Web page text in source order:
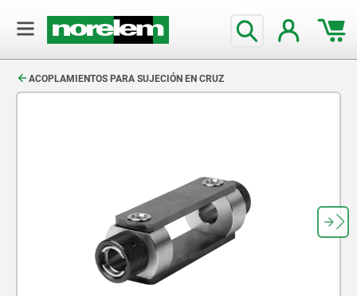
ACOPLAMIENTOS PARA SUJECIÓN EN CRUZ